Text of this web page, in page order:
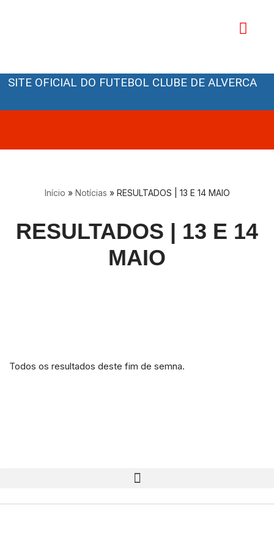
conteúdo
SITE OFICIAL DO FUTEBOL CLUBE DE ALVERCA
Início » Notícias » RESULTADOS | 13 E 14 MAIO
RESULTADOS | 13 E 14
MAIO
Todos os resultados deste fim de semna.